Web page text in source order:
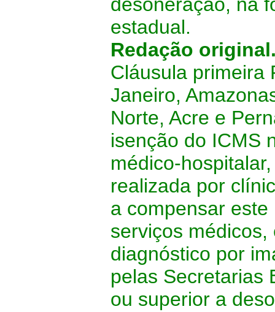
estadual.
Redação
Cláusula primeira
Janeiro,
Norte, Acre e
isenção do ICMS
médico-
realizada por
a compensar
serviços
diagnóstico por
pelas Secretarias
ou superior a